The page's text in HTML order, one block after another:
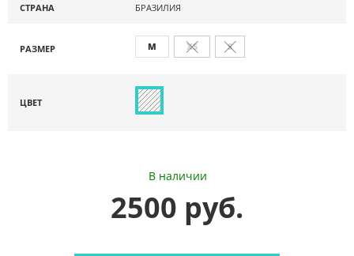
СТРАНА БРАЗИЛИЯ
РАЗМЕР M XS S
ЦВЕТ
В наличии
2500 руб.